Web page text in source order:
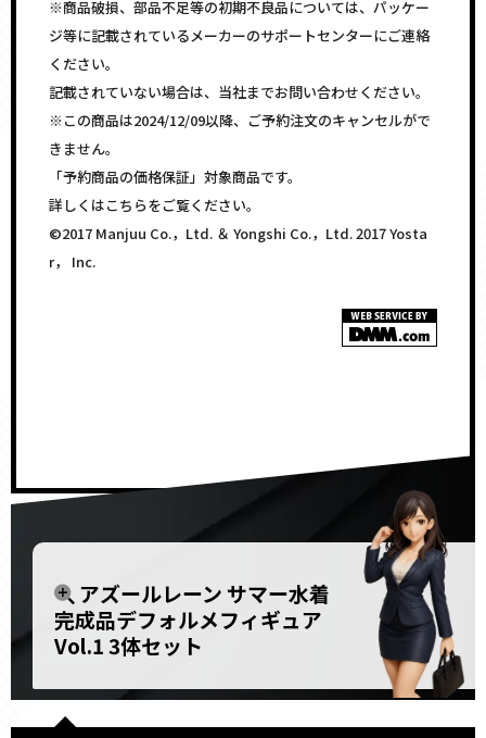
※商品破損、部品不足等の初期不良品については、パッケー
ジ等に記載されているメーカーのサポートセンターにご連絡
ください。
記載されていない場合は、当社までお問い合わせください。
※この商品は2024/12/09以降、ご予約注文のキャンセルがで
きません。
「予約商品の価格保証」対象商品です。
詳しくはこちらをご覧ください。
©2017 Manjuu Co.，Ltd. ＆ Yongshi Co.，Ltd. 2017 Yosta
r， Inc.
アズールレーン サマー水着
完成品デフォルメフィギュア
Vol.1 3体セット